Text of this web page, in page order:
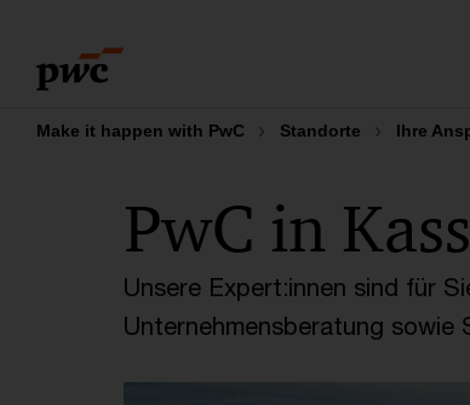
content
footer
Make it happen with PwC Standorte ­Ihre
Unsere Expert:innen sind für
Unternehmensberatung sowie
PwC in